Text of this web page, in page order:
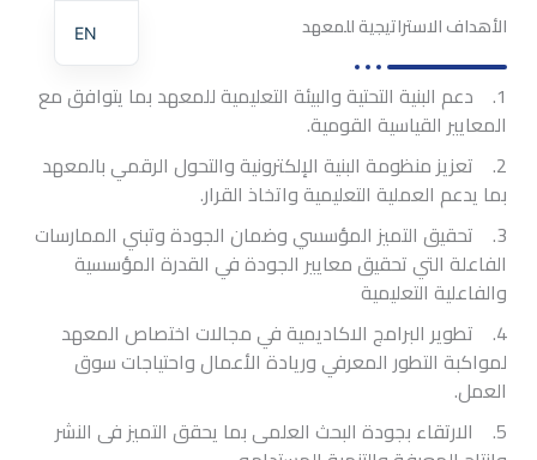
الأهداف الاستراتيجية للمعهد
1. دعم البنية التحتية والبيئة التعليمية للمعهد بما يتوافق مع
المعايير القياسية القومية.
2. تعزيز منظومة البنية الإلكترونية والتحول الرقمي بالمعهد
بما يدعم العملية التعليمية واتخاذ القرار.
3. تحقيق التميز المؤسسي وضمان الجودة وتبني الممارسات
الفاعلة التي تحقيق معايير الجودة في القدرة المؤسسية
والفاعلية التعليمية
4. تطوير البرامج الاكاديمية في مجالات اختصاص المعهد
لمواكبة التطور المعرفي وريادة الأعمال واحتياجات سوق
العمل.
5. الارتقاء بجودة البحث العلمى بما يحقق التميز فى النشر
EN